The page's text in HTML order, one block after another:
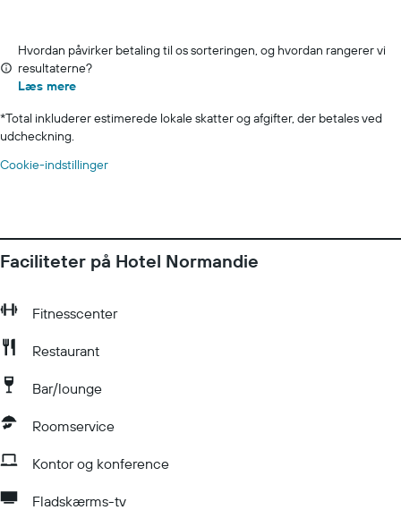
Hvordan påvirker betaling til os sorteringen, og hvordan rangerer vi
resultaterne?
Læs mere
*Total inkluderer estimerede lokale skatter og afgifter, der betales ved
udcheckning.
Cookie-indstillinger
Faciliteter på Hotel Normandie
Fitnesscenter
Restaurant
Bar/lounge
Roomservice
Kontor og konference
Fladskærms-tv